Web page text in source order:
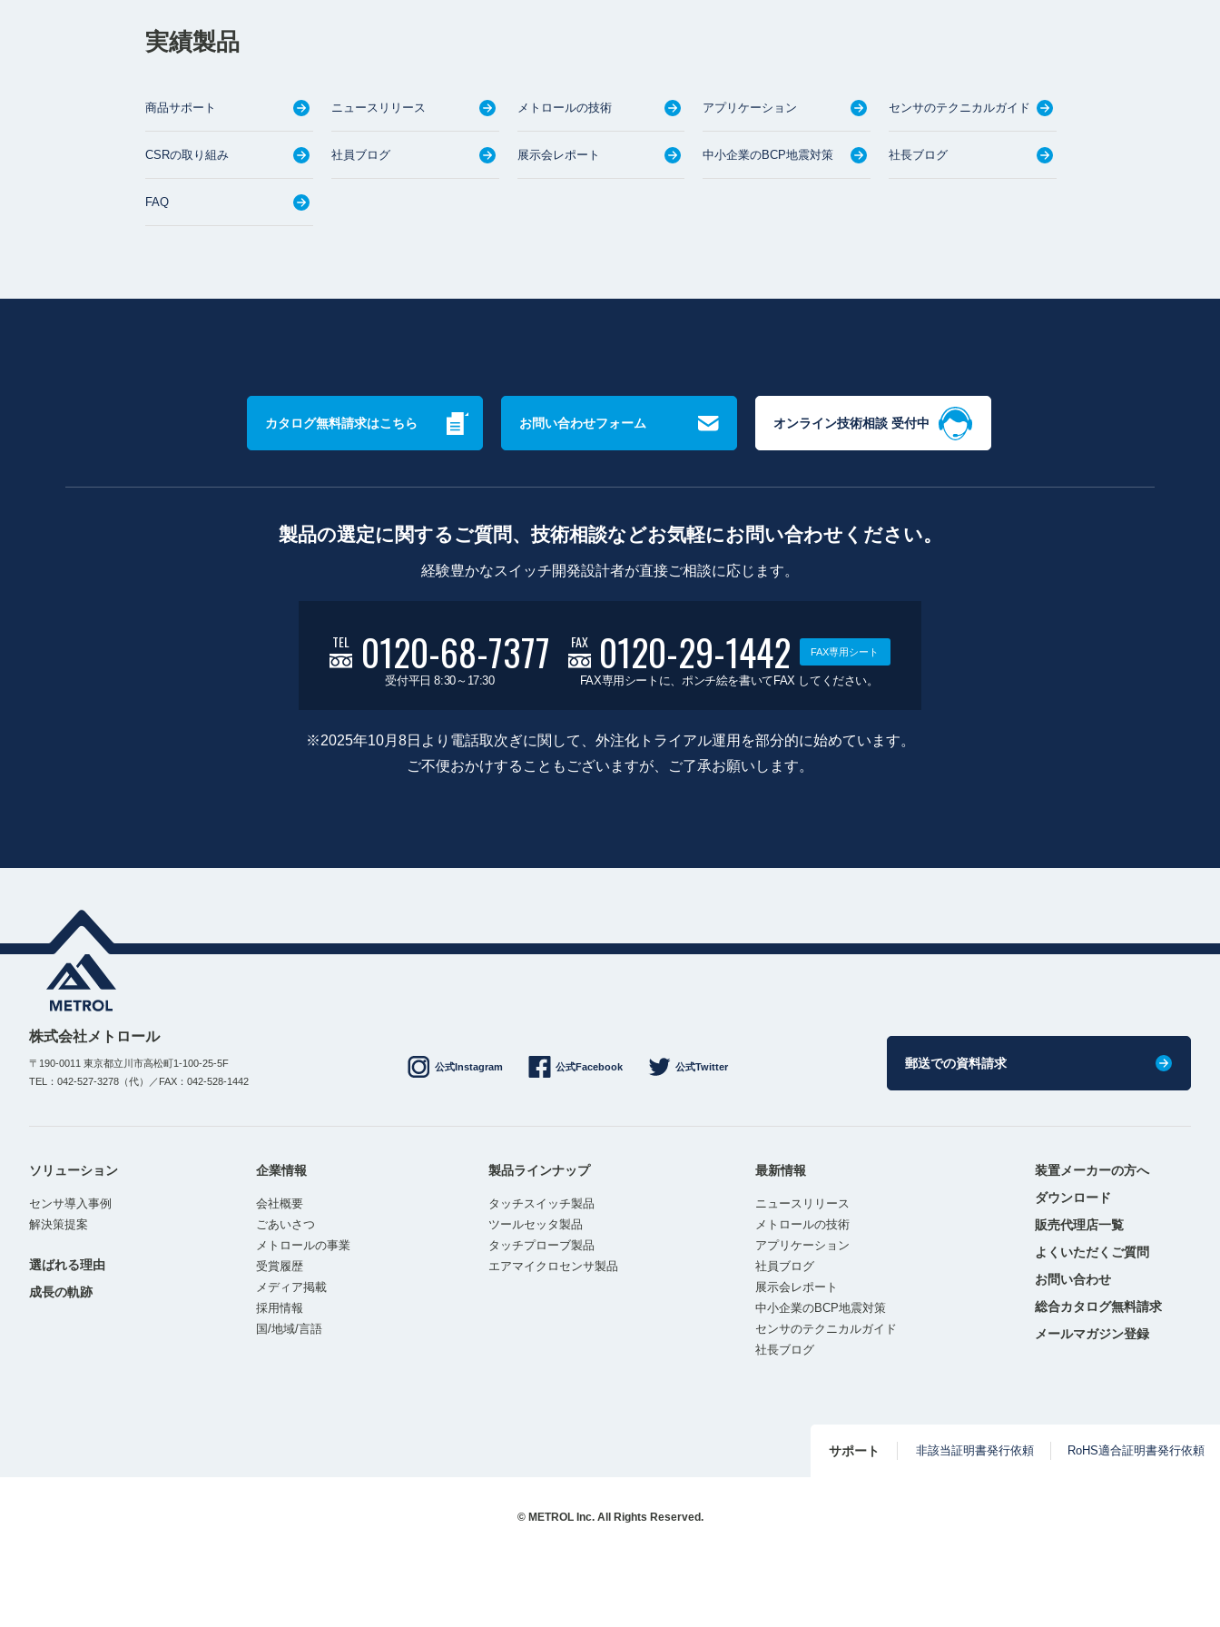
実績製品
商品サポート ニュースリリース メトロールの技術 アプリケーション センサのテクニカルガイド
CSRの取り組み 社員ブログ 展示会レポート 中小企業のBCP地震対策 社長ブログ
FAQ
カタログ無料請求はこちら お問い合わせフォーム オンライン技術相談 受付中
製品の選定に関するご質問、技術相談などお気軽にお問い合わせください。
経験豊かなスイッチ開発設計者が直接ご相談に応じます。
TEL 0120-68-7377
受付平日 8:30～17:30
FAX 0120-29-1442 FAX専用シート
FAX専用シートに、ポンチ絵を書いてFAX してください。
※2025年10月8日より電話取次ぎに関して、外注化トライアル運用を部分的に始めています。
ご不便おかけすることもございますが、ご了承お願いします。
株式会社メトロール
〒190-0011 東京都立川市高松町1-100-25-5F
TEL：042-527-3278（代）／FAX：042-528-1442
公式Instagram 公式Facebook 公式Twitter 郵送での資料請求
ソリューション
センサ導入事例
解決策提案
選ばれる理由
成長の軌跡
企業情報
会社概要
ごあいさつ
メトロールの事業
受賞履歴
メディア掲載
採用情報
国/地域/言語
製品ラインナップ
タッチスイッチ製品
ツールセッタ製品
タッチプローブ製品
エアマイクロセンサ製品
最新情報
ニュースリリース
メトロールの技術
アプリケーション
社員ブログ
展示会レポート
中小企業のBCP地震対策
センサのテクニカルガイド
社長ブログ
装置メーカーの方へ
ダウンロード
販売代理店一覧
よくいただくご質問
お問い合わせ
総合カタログ無料請求
メールマガジン登録
サポート 非該当証明書発行依頼 RoHS適合証明書発行依頼
© METROL Inc. All Rights Reserved.